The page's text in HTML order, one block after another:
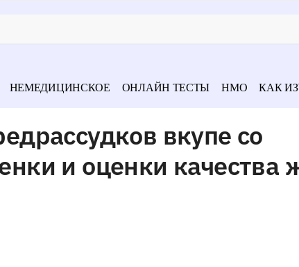
НЕМЕДИЦИНСКОЕ ОНЛАЙН ТЕСТЫ НМО КАК
вкупе со
и оценки качества